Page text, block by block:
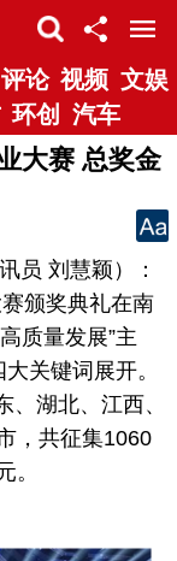
评论 视频 文娱
环创 汽车
大赛 总奖金
刘慧颖）：
颁奖典礼在南
质量发展”主
关键词展开。
湖北、江西、
，共征集1060
。